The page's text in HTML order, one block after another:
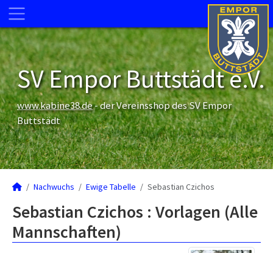
SV Empor Buttstädt e.V.
www.kabine38.de- der Vereinsshop des SV Empor
Buttstädt
Nachwuchs Ewige Tabelle Sebastian Czichos
Sebastian Czichos : Vorlagen (Alle
Mannschaften)